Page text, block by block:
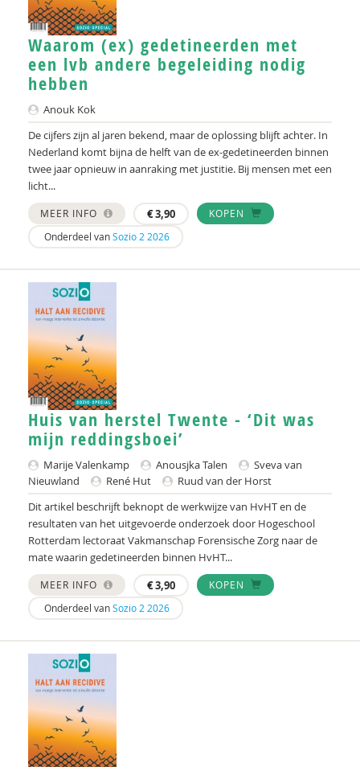
Angela Verhagen-Braspennincx
Jaap van Vliet
Edo de Vries Robbé
Toon Walravens
Anton van Wijk
Freerk Ykema
Waarom (ex) gedetineerden met
een lvb andere begeleiding nodig
hebben
Anouk Kok
De cijfers zijn al jaren bekend, maar de oplossing blijft achter. In
Nederland komt bijna de helft van de ex-gedetineerden binnen
twee jaar opnieuw in aanraking met justitie. Bij mensen met een
licht...
MEER INFO €3,90
KOPEN
Onderdeel vanSozio 2 2026
Huis van herstel Twente - ‘Dit was
mijn reddingsboei’
Marije Valenkamp Anousjka Talen
Sveva van
Nieuwland
René Hut
Ruud van der Horst
Dit artikel beschrijft beknopt de werkwijze van HvHT en de
resultaten van het uitgevoerde onderzoek door Hogeschool
Rotterdam lectoraat Vakmanschap Forensische Zorg naar de
mate waarin gedetineerden binnen HvHT...
MEER INFO €3,90
KOPEN
Onderdeel vanSozio 2 2026